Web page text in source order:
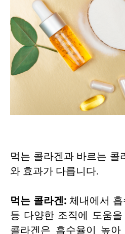
먹는 콜라겐과 바르는 콜
와 효과가 다릅니다.
먹는 콜라겐: 체내에서 흡
등 다양한 조직에 도움
콜라겐은 흡수율이 높